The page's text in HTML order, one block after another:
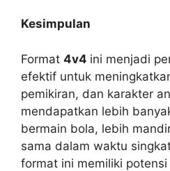
Kesimpulan
Format 4v4 ini menjadi
efektif untuk
pemikiran, dan karakter
mendapatkan lebih
bermain bola, lebih
sama dalam waktu
format ini memiliki